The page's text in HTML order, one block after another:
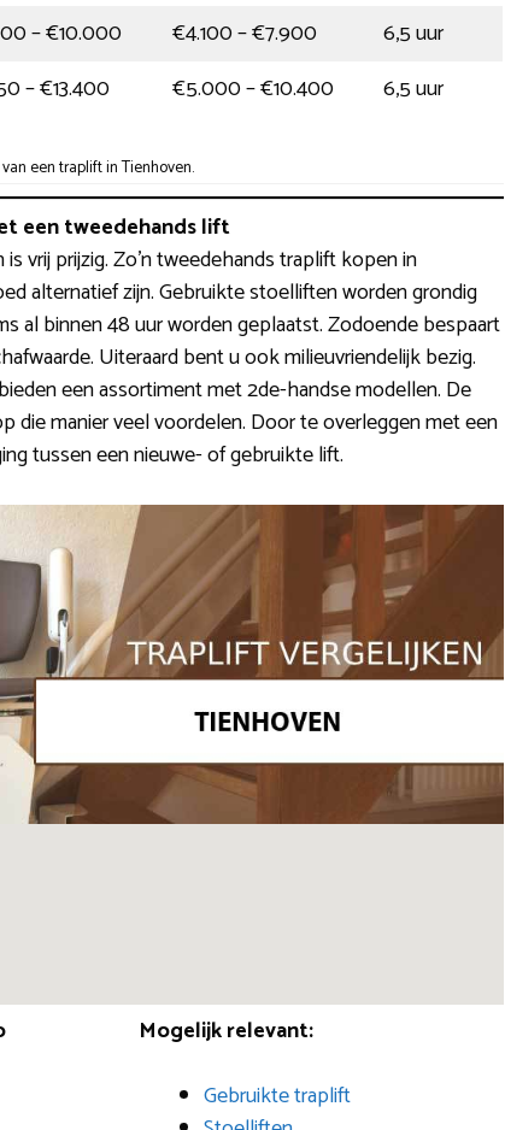
– €10.000 €4.100 – €7.900
6,5 uur
– €13.400 €5.000 – €10.400 6,5 uur
een traplift in Tienhoven.
een tweedehands lift
vrij prijzig. Zo’n tweedehands traplift kopen in
alternatief zijn. Gebruikte stoelliften worden grondig
al binnen 48 uur worden geplaatst. Zodoende bespaart
Uiteraard bent u ook milieuvriendelijk bezig.
een assortiment met 2de-handse modellen. De
die manier veel voordelen. Door te overleggen met een
tussen een nieuwe- of gebruikte lift.
Mogelijk relevant:
Gebruikte traplift